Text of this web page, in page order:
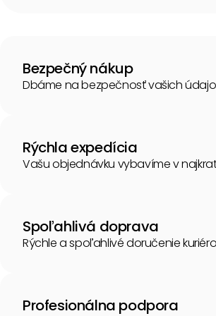
Bezpečný nákup
Dbáme na bezpečnosť vašich
Rýchla expedícia
Vašu objednávku vybavíme v
Spoľahlivá doprava
Rýchle a spoľahlivé doručenie
Profesionálna podpora